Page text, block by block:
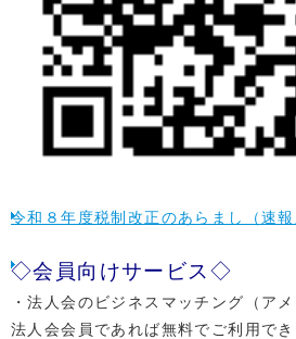
令和８年度税制改正のあらまし（速報
◇会員向けサービス◇
・法人会のビジネスマッチング（アメ
法人会会員であれば無料でご利用でき